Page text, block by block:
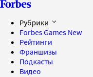
Рубрики
Forbes Games New
Рейтинги
Франшизы
Подкасты
Видео